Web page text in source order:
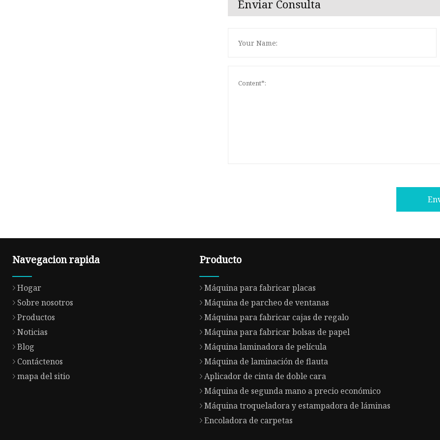
Enviar Consulta
Navegacion rapida
Hogar
Sobre nosotros
Productos
Noticias
Blog
Contáctenos
mapa del sitio
Producto
Máquina para fabricar placas
Máquina de parcheo de ventanas
Máquina para fabricar cajas de regalo
Máquina para fabricar bolsas de papel
Máquina laminadora de película
Máquina de laminación de flauta
Aplicador de cinta de doble cara
Máquina de segunda mano a precio económico
Máquina troqueladora y estampadora de láminas
Encoladora de carpetas